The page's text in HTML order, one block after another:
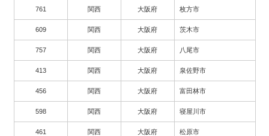
761 関西 大阪府 枚方市
609 関西 大阪府 茨木市
757 関西 大阪府 八尾市
413 関西 大阪府 泉佐野市
456 関西 大阪府 富田林市
598 関西 大阪府 寝屋川市
461 関西 大阪府 松原市